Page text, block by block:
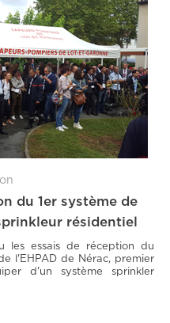
du 1er système de
résidentiel
les essais de réception du
l'EHPAD de Nérac, premier
d'un système sprinkler